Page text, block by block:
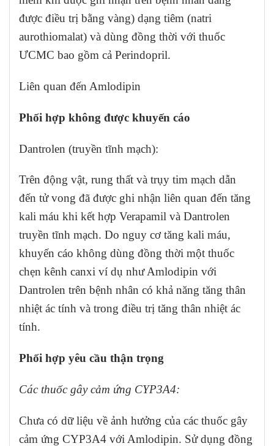
được điều trị bằng vàng) dạng tiêm (natri
aurothiomalat) và dùng đồng thời với thuốc
ƯCMC bao gồm cả Perindopril.
Liên quan đến Amlodipin
Phối hợp không được khuyến cáo
Dantrolen (truyền tĩnh mạch):
Trên động vật, rung thất và trụy tim mạch dẫn
đến tử vong đã được ghi nhận liên quan đến tăng
kali máu khi kết hợp Verapamil và Dantrolen
truyền tĩnh mạch. Do nguy cơ tăng kali máu,
khuyến cáo không dùng đồng thời một thuốc
chẹn kênh canxi ví dụ như Amlodipin với
Dantrolen trên bệnh nhân có khả năng tăng thân
nhiệt ác tính và trong điều trị tăng thân nhiệt ác
tính.
Phối hợp yêu cầu thận trọng
Các thuốc gây cảm ứng CYP3A4:
Chưa có dữ liệu về ảnh hưởng của các thuốc gây
cảm ứng CYP3A4 với Amlodipin. Sử dụng đồng